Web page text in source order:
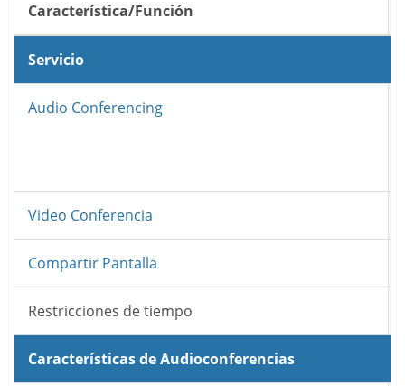
Característica/Función
Servicio
Audio Conferencing
Video Conferencia
Compartir Pantalla
Restricciones de tiempo
Características de Audioconferencias